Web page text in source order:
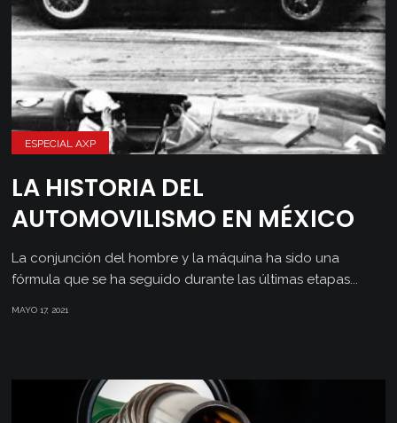
ESPECIAL AXP
LA HISTORIA DEL
AUTOMOVILISMO EN MÉXICO
La conjunción del hombre y la máquina ha sido una
fórmula que se ha seguido durante las últimas etapas...
MAYO 17, 2021